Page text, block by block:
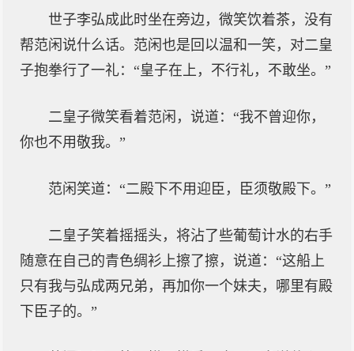
世子李弘成此时坐在旁边，微笑饮着茶，没有
帮范闲说什么话。范闲也是回以温和一笑，对二皇
子抱拳行了一礼：“皇子在上，不行礼，不敢坐。”
二皇子微笑看着范闲，说道：“我不曾迎你，
你也不用敬我。”
范闲笑道：“二殿下不用迎臣，臣须敬殿下。”
二皇子笑着摇摇头，将沾了些葡萄计水的右手
随意在自己的青色绸衫上擦了擦，说道：“这船上
只有我与弘成两兄弟，再加你一个妹夫，哪里有殿
下臣子的。”